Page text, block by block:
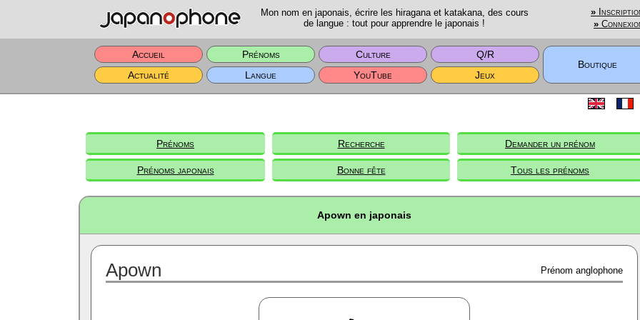
Mon nom en japonais, écrire les hiragana et katakana, des cours
de langue : tout pour apprendre le japonais !
»
»
Accueil Prénoms Culture
Q/R
Boutique
Actualité
Langue YouTube Jeux
Prénoms Recherche Demander un prénom
Prénoms japonais Bonne fête Tous les prénoms
Apown en japonais
Apown Prénom anglophone